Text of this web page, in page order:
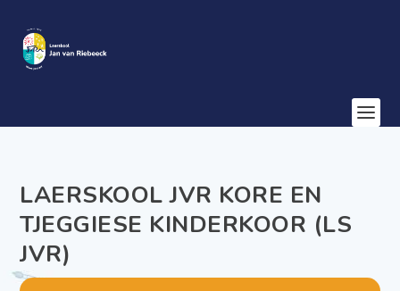
LAERSKOOL JVR KORE EN
TJEGGIESE KINDERKOOR (LS
JVR)